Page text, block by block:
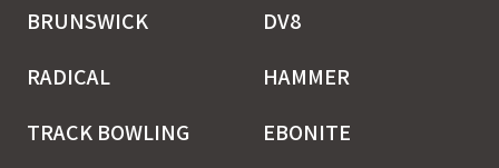
BRUNSWICK
DV8
RADICAL
HAMMER
TRACK BOWLING
EBONITE